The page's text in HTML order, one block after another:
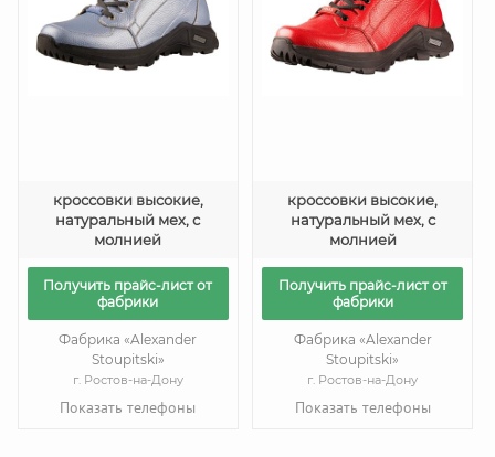
кроссовки высокие,
натуральный мех, с
молнией
Получить прайс-лист от
фабрики
Фабрика «Alexander
Stoupitski»
г. Ростов-на-Дону
Показать телефоны
кроссовки высокие,
натуральный мех, с
молнией
Получить прайс-лист от
фабрики
Фабрика «Alexander
Stoupitski»
г. Ростов-на-Дону
Показать телефоны